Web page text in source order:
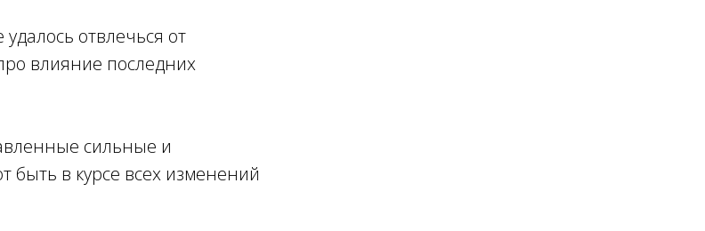
отвлечься от
влияние последних
сильные и
быть в курсе всех изменений